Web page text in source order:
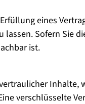
eines
Sofern Sie
ist.
verschlüsselte